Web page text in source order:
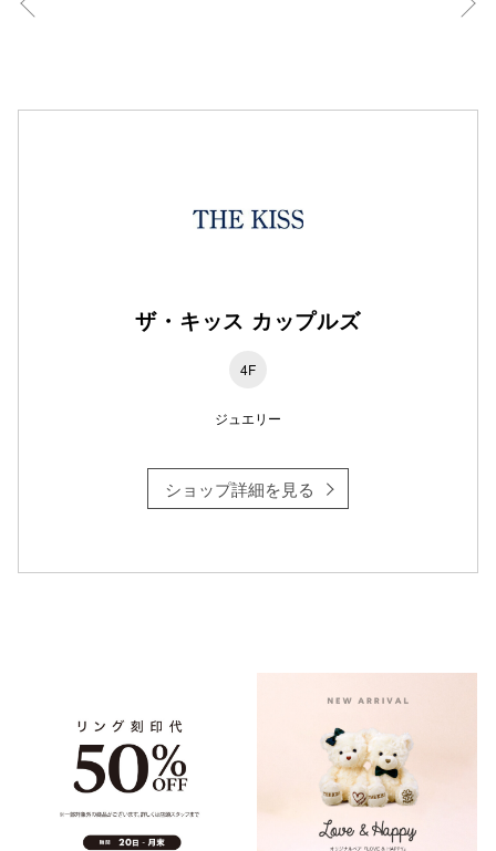
ザ・キッス カップルズ
4F
ジュエリー
ショップ詳細を見る